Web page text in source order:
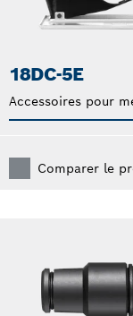
18DC-5E
Accessoires pour
Comparer le